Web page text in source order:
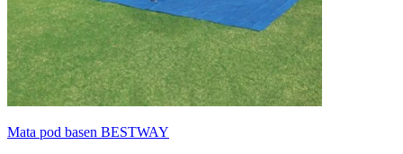
Mata pod basen BESTWAY